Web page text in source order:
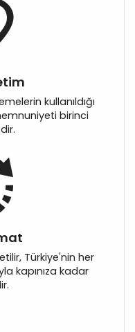
kullanıldığı
birinci
Türkiye'nin her
kapınıza kadar